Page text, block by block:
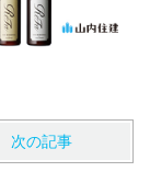
次の記事